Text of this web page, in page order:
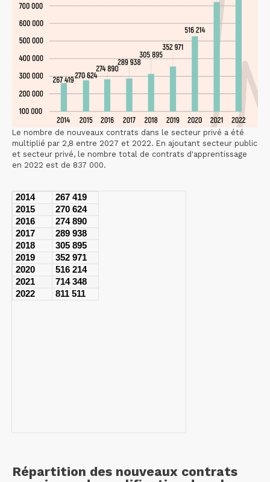
Le nombre de nouveaux contrats dans le secteur privé a été
multiplié par 2,8 entre 2027 et 2022. En ajoutant secteur public
et secteur privé, le nombre total de contrats d'apprentissage
en 2022 est de 837 000.
2014
267 419
2015
270 624
2016
274 890
2017
289 938
2018
305 895
2019
352 971
2020
516 214
2021
714 348
2022
811 511
Répartition des nouveaux contrats